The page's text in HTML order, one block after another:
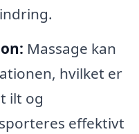
Massage kan
hvilket er
ilt og
effektivt